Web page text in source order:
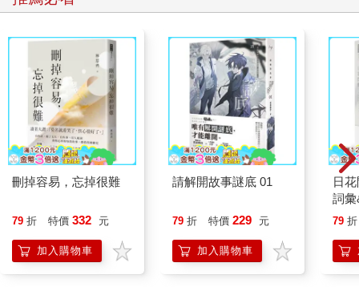
刪掉容易，忘掉很難
79 折 特價 332 元
加入購物車
請解開故事謎底 01
79 折 特價 229 元
加入購物車
日
詞
79 折